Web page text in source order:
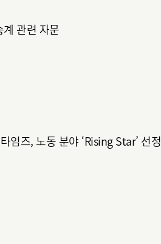
관련 자문
임즈, 노동 분야 ‘Rising Star’ 선정